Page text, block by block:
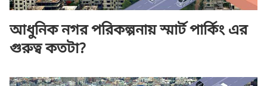
আধুনিক নগর পরিকল্পনায় স্মার্ট পার্কিং এর
গুরুত্ব কতটা?